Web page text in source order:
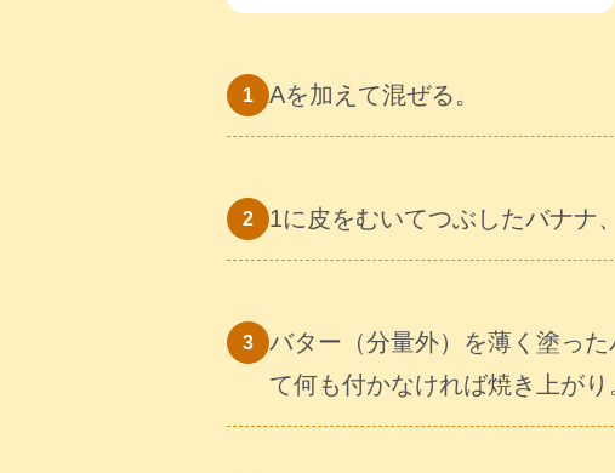
Aを加えて混ぜる。
1に皮をむいてつぶしたバナナ
バター（分量外）を薄く塗っ
て何も付かなければ焼き上がり